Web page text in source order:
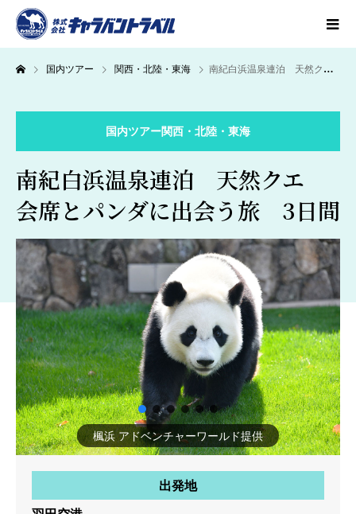
国内ツアー 関西・北陸・東海 南紀白浜温泉連泊 天然クエ 会席とパンダに出会う旅 3日間
国内ツアー関西・北陸・東海
南紀白浜温泉連泊 天然クエ
会席とパンダに出会う旅 3日間
楓浜 アドベンチャーワールド提供
出発地